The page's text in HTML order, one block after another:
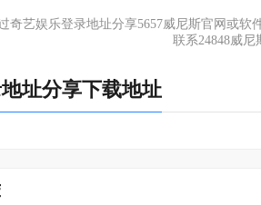
松，更省事。
奇艺娱乐登录地址分享5657威尼斯官网或
联系24848威尼
址分享下载地址